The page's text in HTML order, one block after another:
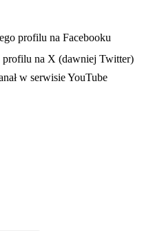
karcie
profilu na Facebooku
profilu na X (dawniej Twitter)
karcie
w serwisie YouTube